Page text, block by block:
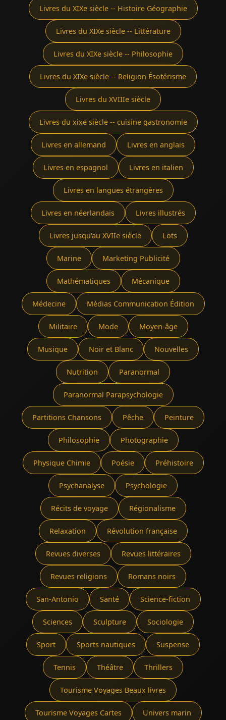
Livres du XIXe siècle -- Histoire Géographie
Livres du XIXe siècle -- Littérature
Livres du XIXe siècle -- Philosophie
Livres du XIXe siècle -- Religion Ésotérisme
Livres du XVIIIe siècle
Livres du xixe siècle -- cuisine gastronomie
Livres en allemand Livres en anglais
Livres en espagnol Livres en italien
Livres en langues étrangères
Livres en néerlandais Livres illustrés
Livres jusqu'au XVIIe siècle Lots
Marine Marketing Publicité
Mathématiques Mécanique
Médecine Médias Communication Édition
Militaire Mode Moyen-âge
Musique Noir et Blanc Nouvelles
Nutrition Paranormal
Paranormal Parapsychologie
Partitions Chansons Pêche Peinture
Philosophie Photographie
Physique Chimie Poésie Préhistoire
Psychanalyse Psychologie
Récits de voyage Régionalisme
Relaxation Révolution française
Revues diverses Revues littéraires
Revues religions Romans noirs
San-Antonio Santé Science-fiction
Sciences Sculpture Sociologie
Sport Sports nautiques Suspense
Tennis Théâtre Thrillers
Tourisme Voyages Beaux livres
Tourisme Voyages Cartes Univers marin